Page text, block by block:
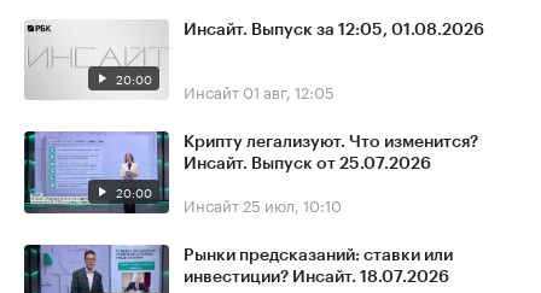
20:00
Инсайт. Выпуск за 12:05, 01.08.2026
Инсайт 01 авг, 12:05
20:00
Крипту легализуют. Что изменится?
Инсайт. Выпуск от 25.07.2026
Инсайт 25 июл, 10:10
Рынки предсказаний: ставки или
инвестиции? Инсайт. 18.07.2026